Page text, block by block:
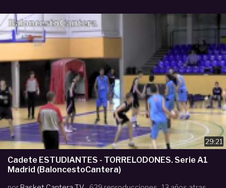
29:21
Cadete ESTUDIANTES - TORRELODONES. Serie A1
Madrid (BaloncestoCantera)